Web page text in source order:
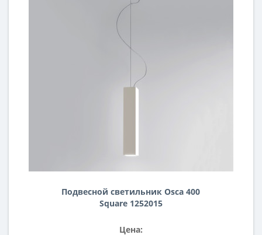
Подвесной светильник Osca 400
Square 1252015
Цена: